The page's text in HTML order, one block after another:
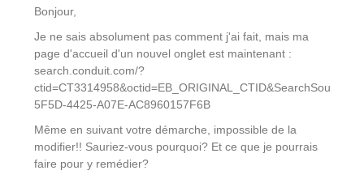
Bonjour,
Je ne sais absolument pas comment j'ai fait, mais ma
page d'accueil d'un nouvel onglet est maintenant :
search.conduit.com/?
5F5D-4425-A07E-AC8960157F6B
Même en suivant votre démarche, impossible de la
modifier!! Sauriez-vous pourquoi? Et ce que je pourrais
faire pour y remédier?